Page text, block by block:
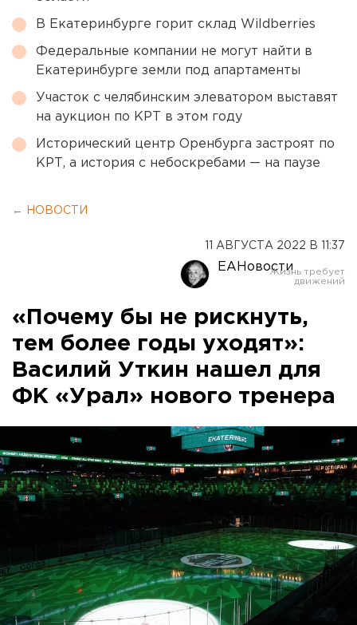
В Екатеринбурге горит склад Wildberries
Федеральные компании не могут найти в
Екатеринбурге земли под апартаменты
Участок с челябинским элеватором выставят
на аукцион по КРТ в этом году
Исторический центр Оренбурга застроят по
КРТ, а история с небоскребами — на паузе
← НОВОСТИ
11 АВГУСТА 2022 В 11:37
ЕАНовости
«Почему бы не рискнуть,
тем более годы уходят»:
Василий Уткин нашел для
ФК «Урал» нового тренера